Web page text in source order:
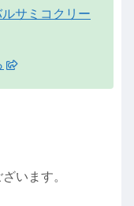
サミコクリー
います。